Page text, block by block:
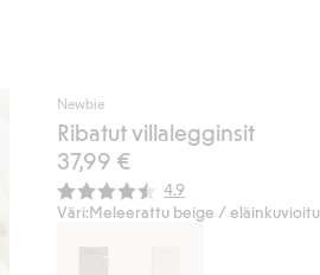
Newbie
Ribatut villalegginsit
37,99 €
Keskimääräinen
4.9
Väri:Meleerattu beige / eläinkuvioitu